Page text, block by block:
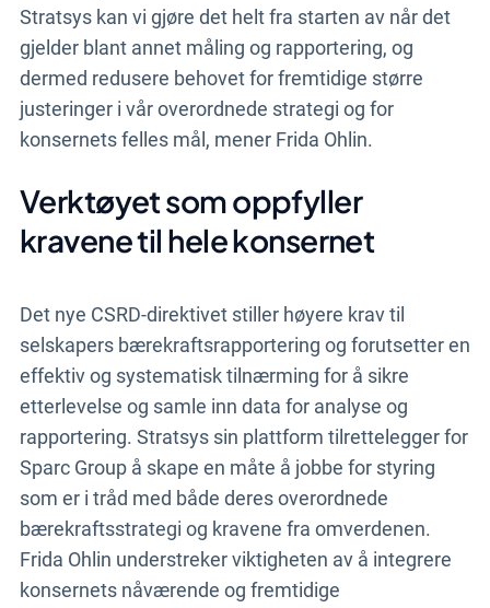
Stratsys kan vi gjøre det helt fra starten av når det
gjelder blant annet måling og rapportering, og
dermed redusere behovet for fremtidige større
justeringer i vår overordnede strategi og for
konsernets felles mål, mener Frida Ohlin.
Verktøyet som oppfyller
kravene til hele konsernet
Det nye CSRD-direktivet stiller høyere krav til
selskapers bærekraftsrapportering og forutsetter en
effektiv og systematisk tilnærming for å sikre
etterlevelse og samle inn data for analyse og
rapportering. Stratsys sin plattform tilrettelegger for
Sparc Group å skape en måte å jobbe for styring
som er i tråd med både deres overordnede
bærekraftsstrategi og kravene fra omverdenen.
Frida Ohlin understreker viktigheten av å integrere
konsernets nåværende og fremtidige